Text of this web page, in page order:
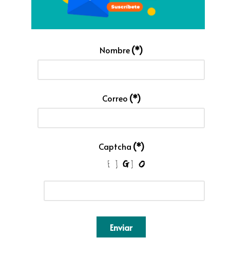
Nombre(*)
Correo (*)
Captcha (*)
Enviar